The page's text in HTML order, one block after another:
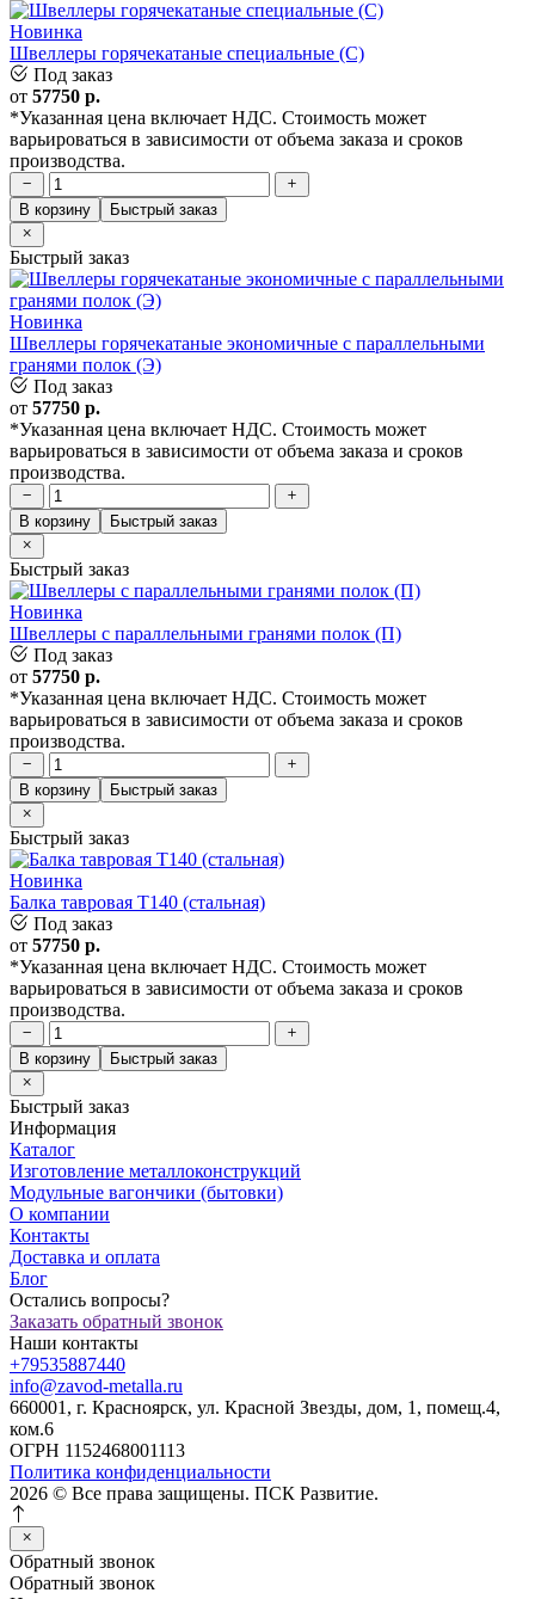
Новинка
Швеллеры горячекатаные специальные (С)
Под заказ
от 57750 р.
*Указанная цена включает НДС. Стоимость может
варьироваться в зависимости от объема заказа и сроков
производства.
В корзину Быстрый заказ
Быстрый заказ
Новинка
Швеллеры горячекатаные экономичные с параллельными
гранями полок (Э)
Под заказ
от 57750 р.
*Указанная цена включает НДС. Стоимость может
варьироваться в зависимости от объема заказа и сроков
производства.
В корзину Быстрый заказ
Быстрый заказ
Новинка
Швеллеры с параллельными гранями полок (П)
Под заказ
от 57750 р.
*Указанная цена включает НДС. Стоимость может
варьироваться в зависимости от объема заказа и сроков
производства.
В корзину Быстрый заказ
Быстрый заказ
Новинка
Балка тавровая T140 (стальная)
Под заказ
от 57750 р.
*Указанная цена включает НДС. Стоимость может
варьироваться в зависимости от объема заказа и сроков
производства.
В корзину Быстрый заказ
Быстрый заказ
Информация
Каталог
Изготовление металлоконструкций
Модульные вагончики (бытовки)
О компании
Контакты
Доставка и оплата
Блог
Остались вопросы?
Заказать обратный звонок
Наши контакты
+79535887440
info@zavod-metalla.ru
660001, г. Красноярск, ул. Красной Звезды, дом, 1, помещ.4,
ком.6
ОГРН 1152468001113
Политика конфиденциальности
2026 © Все права защищены. ПСК Развитие.
Обратный звонок
Обратный звонок